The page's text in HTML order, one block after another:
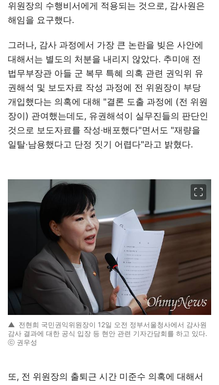
위원장의 수행비서에게 적용되는 것으로, 감사원은
해임을 요구했다.
그러나, 감사 과정에서 가장 큰 논란을 빚은 사안에
대해서는 별도의 처분을 내리지 않았다. 추미애 전
법무부장관 아들 군 복무 특혜 의혹 관련 권익위 유
권해석 및 보도자료 작성 과정에 전 위원장이 부당
개입했다는 의혹에 대해 "결론 도출 과정에 (전 위원
장이) 관여했는데도, 유권해석이 실무진들의 판단인
것으로 보도자료를 작성·배포했다"면서도 "재량을
일탈·남용했다고 단정 짓기 어렵다"라고 밝혔다.
▲ 전현희 국민권익위원장이 12일 오전 정부서울청사에서 감사원
감사 결과에 대한 공식 입장 등 현안 관련 기자간담회를 하고 있다.
ⓒ 권우성
또, 전 위원장의 출퇴근 시간 미준수 의혹에 대해서